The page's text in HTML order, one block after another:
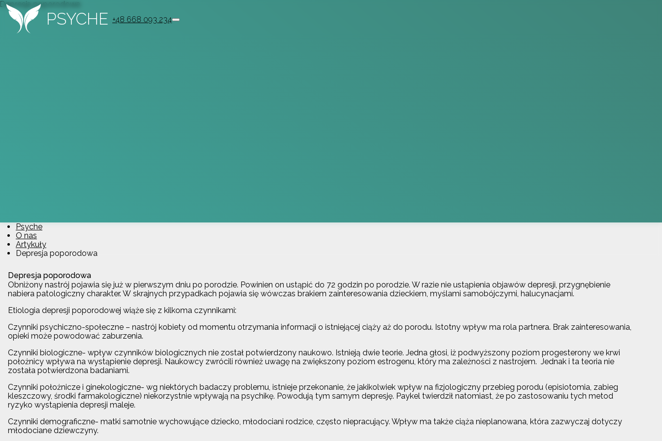
PSYCHE +48 668 093 234
Depresja poporodowa
Psyche
O nas
Artykuły
Depresja poporodowa
Depresja poporodowa
Obniżony nastrój pojawia się już w pierwszym dniu po porodzie. Powinien on ustąpić do 72 godzin po porodzie. W razie nie ustąpienia objawów depresji, przygnębienie
nabiera patologiczny charakter. W skrajnych przypadkach pojawia się wówczas brakiem zainteresowania dzieckiem, myślami samobójczymi, halucynacjami.
Etiologia depresji poporodowej wiąże się z kilkoma czynnikami:
Czynniki psychiczno-społeczne – nastrój kobiety od momentu otrzymania informacji o istniejącej ciąży aż do porodu. Istotny wpływ ma rola partnera. Brak zainteresowania,
opieki może powodować zaburzenia.
Czynniki biologiczne- wpływ czynników biologicznych nie został potwierdzony naukowo. Istnieją dwie teorie. Jedna głosi, iż podwyższony poziom progesterony we krwi
położnicy wpływa na wystąpienie depresji. Naukowcy zwrócili również uwagę na zwiększony poziom estrogenu, który ma zależności z nastrojem. Jednak i ta teoria nie
została potwierdzona badaniami.
Czynniki położnicze i ginekologiczne- wg niektórych badaczy problemu, istnieje przekonanie, że jakikolwiek wpływ na fizjologiczny przebieg porodu (episiotomia, zabieg
kleszczowy, środki farmakologiczne) niekorzystnie wpływają na psychikę. Powodują tym samym depresję. Paykel twierdził natomiast, że po zastosowaniu tych metod
ryzyko wystąpienia depresji maleje.
Czynniki demograficzne- matki samotnie wychowujące dziecko, młodociani rodzice, często niepracujący. Wpływ ma także ciąża nieplanowana, która zazwyczaj dotyczy
młodociane dziewczyny.